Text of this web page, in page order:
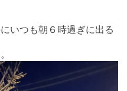
いつも朝６時過ぎに出る